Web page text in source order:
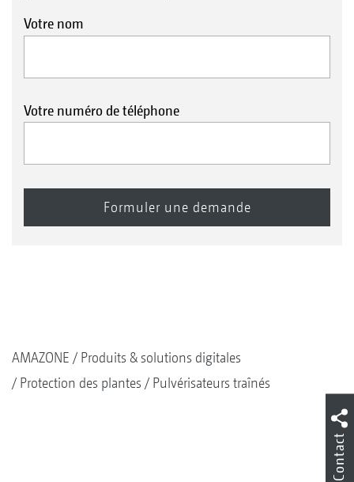
Votre nom
Votre numéro de téléphone
AMAZONE
Produits & solutions digitales
Protection des plantes
Pulvérisateurs traînés
Contact